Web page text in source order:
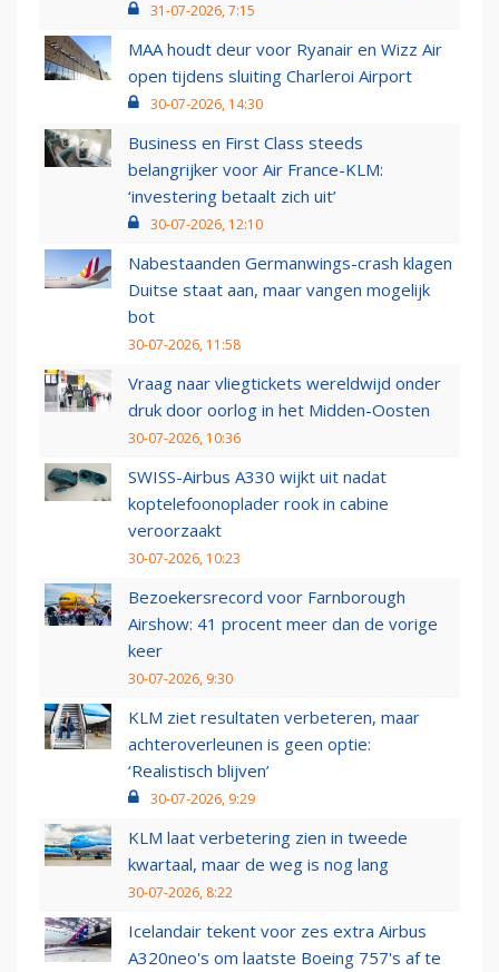
31-07-2026, 7:15
MAA houdt deur voor Ryanair en Wizz Air
open tijdens sluiting Charleroi Airport
30-07-2026, 14:30
Business en First Class steeds
belangrijker voor Air France-KLM:
‘investering betaalt zich uit’
30-07-2026, 12:10
Nabestaanden Germanwings-crash klagen
Duitse staat aan, maar vangen mogelijk
bot
30-07-2026, 11:58
Vraag naar vliegtickets wereldwijd onder
druk door oorlog in het Midden-Oosten
30-07-2026, 10:36
SWISS-Airbus A330 wijkt uit nadat
koptelefoonoplader rook in cabine
veroorzaakt
30-07-2026, 10:23
Bezoekersrecord voor Farnborough
Airshow: 41 procent meer dan de vorige
keer
30-07-2026, 9:30
KLM ziet resultaten verbeteren, maar
achteroverleunen is geen optie:
‘Realistisch blijven’
30-07-2026, 9:29
KLM laat verbetering zien in tweede
kwartaal, maar de weg is nog lang
30-07-2026, 8:22
Icelandair tekent voor zes extra Airbus
A320neo's om laatste Boeing 757's af te